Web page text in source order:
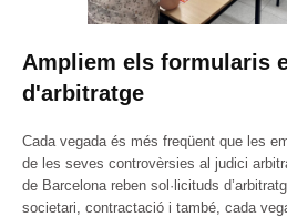
Ampliem els formularis
d'arbitratge
Cada vegada és més freqüent que les
de les seves controvèrsies al judici
de Barcelona reben sol·licituds
societari, contractació i també, cada